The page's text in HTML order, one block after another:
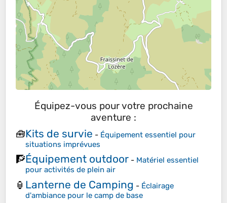
Équipez-vous pour votre prochaine
aventure :
🧰Kits de survie - Équipement essentiel pour
situations imprévues
🧗Équipement outdoor - Matériel essentiel
pour activités de plein air
🏮 Lanterne de Camping - Éclairage
d'ambiance pour le camp de base